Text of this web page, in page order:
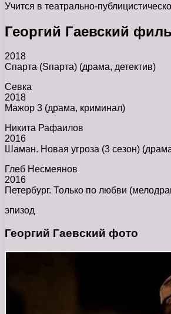
Учится в театрально-
Георгий Гаевский
2018
Спарта (Sпарта) (драма, детектив)
Севка
2018
Мажор 3 (драма, криминал)
Никита Рафаилов
2016
Шаман. Новая угроза (3 сезон)
Глеб Несмеянов
2016
Петербург. Только по любви
эпизод
Георгий Гаевский фото